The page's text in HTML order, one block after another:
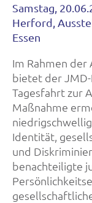
Samstag,
Herford,
Essen
Im Rahmen der
bietet der
Tagesfahrt zur
Maßnahme
Identität,
und
benachteiligte